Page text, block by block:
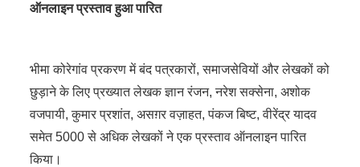
ऑनलाइन प्रस्ताव हुआ पारित
भीमा कोरेगांव प्रकरण में बंद पत्रकारों, समाजसेवियों और लेखकों को
छुड़ाने के लिए प्रख्यात लेखक ज्ञान रंजन, नरेश सक्सेना, अशोक
वजपायी, कुमार प्रशांत, असग़र वज़ाहत, पंकज बिष्ट, वीरेंद्र यादव
समेत 5000 से अधिक लेखकों ने एक प्रस्ताव ऑनलाइन पारित
किया।